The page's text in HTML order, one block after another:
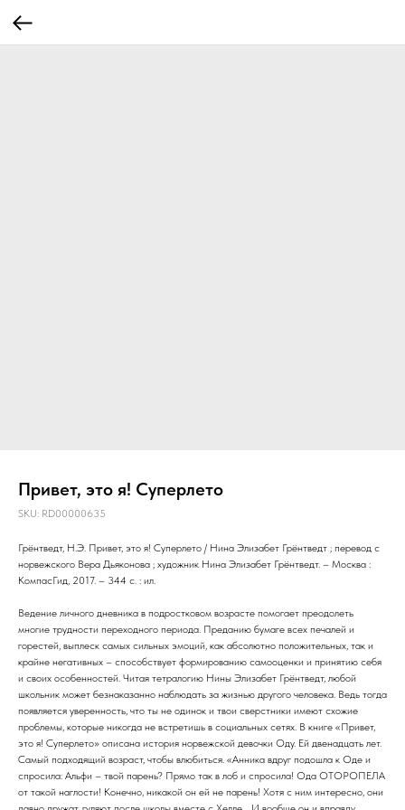
Привет, это я! Суперлето
SKU: RD00000635
Грёнтведт, Н.Э. Привет, это я! Суперлето / Нина Элизабет Грёнтведт ; перевод с
норвежского Вера Дьяконова ; художник Нина Элизабет Грёнтведт. – Москва :
КомпасГид, 2017. – 344 с. : ил.
Ведение личного дневника в подростковом возрасте помогает преодолеть
многие трудности переходного периода. Преданию бумаге всех печалей и
горестей, выплеск самых сильных эмоций, как абсолютно положительных, так и
крайне негативных – способствует формированию самооценки и принятию себя
и своих особенностей. Читая тетралогию Нины Элизабет Грёнтведт, любой
школьник может безнаказанно наблюдать за жизнью другого человека. Ведь тогда
появляется уверенность, что ты не одинок и твои сверстники имеют схожие
проблемы, которые никогда не встретишь в социальных сетях. В книге «Привет,
это я! Суперлето» описана история норвежской девочки Оду. Ей двенадцать лет.
Самый подходящий возраст, чтобы влюбиться. «Анника вдруг подошла к Оде и
спросила: Альфи – твой парень? Прямо так в лоб и спросила! Ода ОТОРОПЕЛА
от такой наглости! Конечно, никакой он ей не парень! Хотя с ним интересно, они